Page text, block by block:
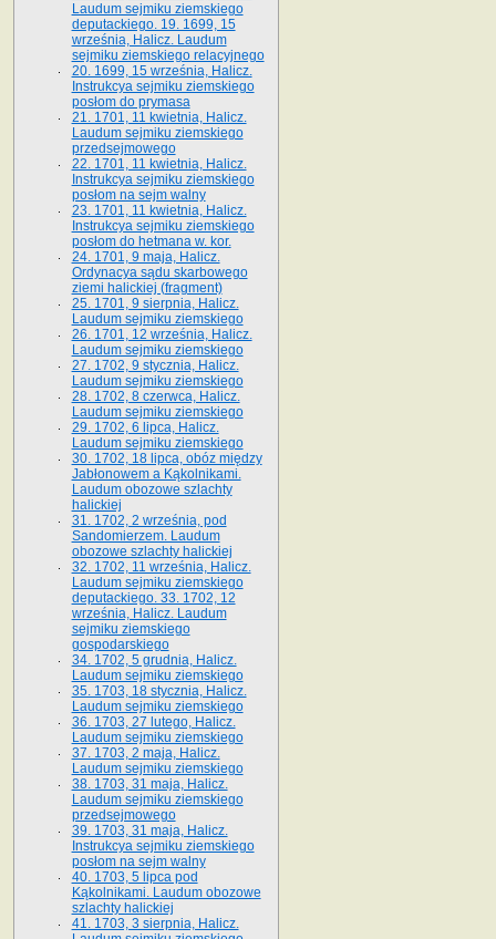
Laudum sejmiku ziemskiego
deputackiego. 19. 1699, 15
września, Halicz. Laudum
sejmiku ziemskiego relacyjnego
20. 1699, 15 września, Halicz.
Instrukcya sejmiku ziemskiego
posłom do prymasa
21. 1701, 11 kwietnia, Halicz.
Laudum sejmiku ziemskiego
przedsejmowego
22. 1701, 11 kwietnia, Halicz.
Instrukcya sejmiku ziemskiego
posłom na sejm walny
23. 1701, 11 kwietnia, Halicz.
Instrukcya sejmiku ziemskiego
posłom do hetmana w. kor.
24. 1701, 9 maja, Halicz.
Ordynacya sądu skarbowego
ziemi halickiej (fragment)
25. 1701, 9 sierpnia, Halicz.
Laudum sejmiku ziemskiego
26. 1701, 12 września, Halicz.
Laudum sejmiku ziemskiego
27. 1702, 9 stycznia, Halicz.
Laudum sejmiku ziemskiego
28. 1702, 8 czerwca, Halicz.
Laudum sejmiku ziemskiego
29. 1702, 6 lipca, Halicz.
Laudum sejmiku ziemskiego
30. 1702, 18 lipca, obóz między
Jabłonowem a Kąkolnikami.
Laudum obozowe szlachty
halickiej
31. 1702, 2 września, pod
Sandomierzem. Laudum
obozowe szlachty halickiej
32. 1702, 11 września, Halicz.
Laudum sejmiku ziemskiego
deputackiego. 33. 1702, 12
września, Halicz. Laudum
sejmiku ziemskiego
gospodarskiego
34. 1702, 5 grudnia, Halicz.
Laudum sejmiku ziemskiego
35. 1703, 18 stycznia, Halicz.
Laudum sejmiku ziemskiego
36. 1703, 27 lutego, Halicz.
Laudum sejmiku ziemskiego
37. 1703, 2 maja, Halicz.
Laudum sejmiku ziemskiego
38. 1703, 31 maja, Halicz.
Laudum sejmiku ziemskiego
przedsejmowego
39. 1703, 31 maja, Halicz.
Instrukcya sejmiku ziemskiego
posłom na sejm walny
40. 1703, 5 lipca pod
Kąkolnikami. Laudum obozowe
szlachty halickiej
41­. 1703, 3 sierpnia, Halicz.